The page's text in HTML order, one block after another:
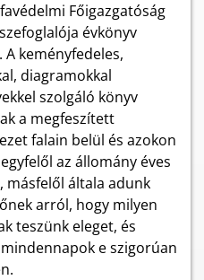
Főigazgatóság
évkönyv
keményfedeles,
diagramokkal
szolgáló könyv
a megfeszített
falain belül és azokon
az állomány éves
másfelől általa adunk
arról, hogy milyen
teszünk eleget, és
e szigorúan